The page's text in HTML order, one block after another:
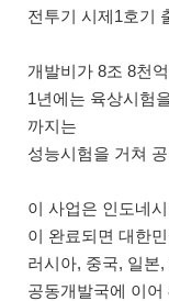
전투기 시제1호기
개발비가 8조 8천
1년에는 육상시험
까지는
성능시험을 거쳐
이 사업은 인도네
이 완료되면 대한
러시아, 중국, 일본
공동개발국에 이